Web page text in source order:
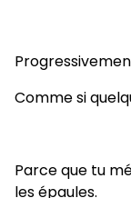
Comme si
Parce que tu
les épaules.